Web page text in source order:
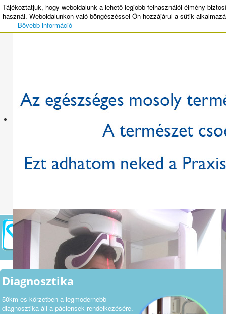
MENU
Diagnosztika
50km-es körzetben a legmodernebb
diagnosztika áll a páciensek rendelkezésére.
Tájékoztatjuk, hogy weboldalunk a lehető legjobb felhasználói élmény
használ. Weboldalunkon való böngészéssel Ön hozzájárul a sütik
Bővebb információ